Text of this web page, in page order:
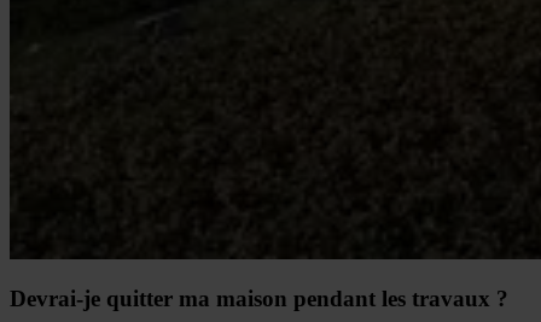
Devrai-je quitter ma maison pendant les travaux ?